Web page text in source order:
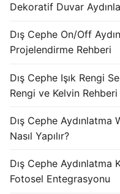
Dekoratif Duvar
Dış Cephe On/Off
Projelendirme Rehberi
Dış Cephe Işık Rengi
Rengi ve Kelvin Rehberi
Dış Cephe Aydınlatma
Nasıl Yapılır?
Dış Cephe
Fotosel Entegrasyonu